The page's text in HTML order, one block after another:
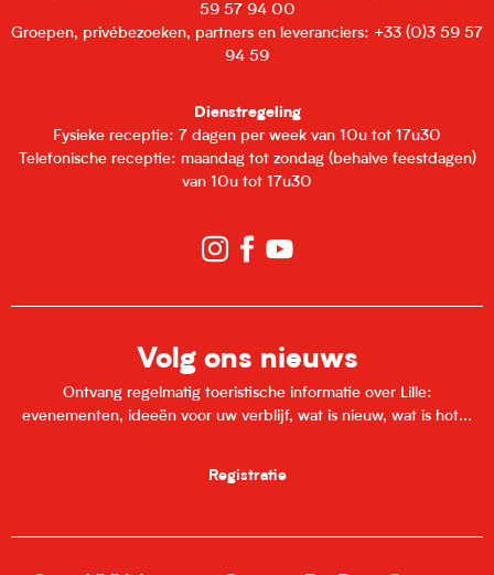
59 57 94 00
Groepen, privébezoeken, partners en leveranciers: +33 (0)3 59 57
94 59
Dienstregeling
Fysieke receptie: 7 dagen per week van 10u tot 17u30
Telefonische receptie: maandag tot zondag (behalve feestdagen)
van 10u tot 17u30
Volg ons nieuws
Ontvang regelmatig toeristische informatie over Lille:
evenementen, ideeën voor uw verblijf, wat is nieuw, wat is hot...
Registratie